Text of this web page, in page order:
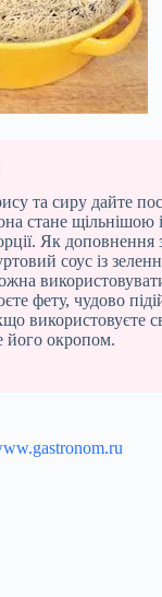
та сиру дайте
стане щільнішою
Як
соус із
фету, чудово
використовуєте
його окропом.